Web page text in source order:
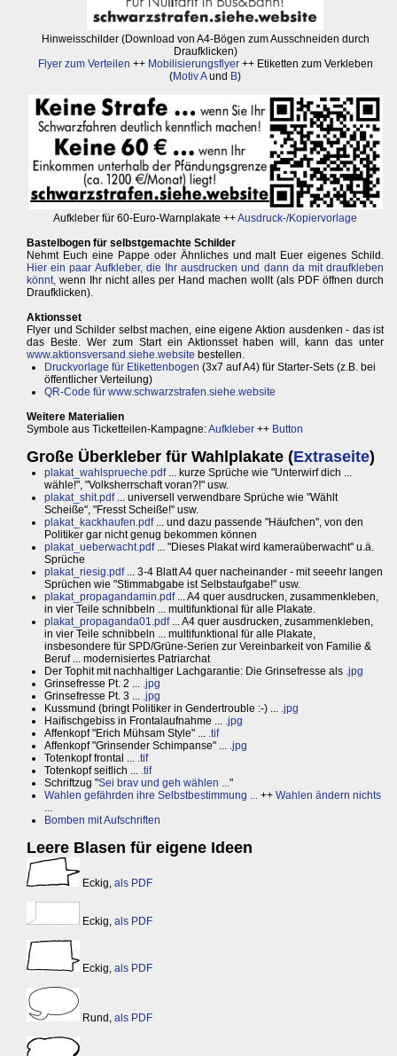
Hinweisschilder (Download von A4-Bögen zum Ausschneiden durch
Draufklicken)
Flyer zum Verteilen ++ Mobilisierungsflyer++ Etiketten zum Verkleben
(Motiv Aund B)
Aufkleber für 60-Euro-Warnplakate ++Ausdruck-/Kopiervorlage
Bastelbogen für selbstgemachte Schilder
Nehmt Euch eine Pappe oder Ähnliches und malt Euer eigenes Schild.
Hier ein paar Aufkleber, die Ihr ausdrucken und dann da mit draufkleben
könnt, wenn Ihr nicht alles per Hand machen wollt (als PDF öffnen durch
Draufklicken).
Aktionsset
Flyer und Schilder selbst machen, eine eigene Aktion ausdenken - das ist
das Beste. Wer zum Start ein Aktionsset haben will, kann das unter
www.aktionsversand.siehe.website bestellen.
Druckvorlage für Etikettenbogen (3x7 auf A4) für Starter-Sets (z.B. bei
öffentlicher Verteilung)
QR-Code für www.schwarzstrafen.siehe.website
Weitere Materialien
Symbole aus Ticketteilen-Kampagne:Aufkleber ++ Button
Große Überkleber für Wahlplakate (Extraseite)
plakat_wahlsprueche.pdf... kurze Sprüche wie "Unterwirf dich ...
wähle!", "Volksherrschaft voran?!" usw.
plakat_shit.pdf... universell verwendbare Sprüche wie "Wählt
Scheiße", "Fresst Scheiße!" usw.
plakat_kackhaufen.pdf... und dazu passende "Häufchen", von den
Politiker gar nicht genug bekommen können
plakat_ueberwacht.pdf... "Dieses Plakat wird kameraüberwacht" u.ä.
Sprüche
plakat_riesig.pdf... 3-4 Blatt A4 quer nacheinander - mit seeehr langen
Sprüchen wie "Stimmabgabe ist Selbstaufgabe!" usw.
plakat_propagandamin.pdf... A4 quer ausdrucken, zusammenkleben,
in vier Teile schnibbeln ... multifunktional für alle Plakate.
plakat_propaganda01.pdf... A4 quer ausdrucken, zusammenkleben,
in vier Teile schnibbeln ... multifunktional für alle Plakate,
insbesondere für SPD/Grüne-Serien zur Vereinbarkeit von Familie &
Beruf ... modernisiertes Patriarchat
Der Tophit mit nachhaltiger Lachgarantie: Die Grinsefresse als .jpg
Grinsefresse Pt. 2 ... .jpg
Grinsefresse Pt. 3 ... .jpg
Kussmund (bringt Politiker in Gendertrouble :-) ... .jpg
Haifischgebiss in Frontalaufnahme ... .jpg
Affenkopf "Erich Mühsam Style" ... .tif
Affenkopf "Grinsender Schimpanse" ... .jpg
Totenkopf frontal ... .tif
Totenkopf seitlich ... .tif
Schriftzug "Sei brav und geh wählen ..."
Wahlen gefährden ihre Selbstbestimmung ... ++ Wahlen ändern nichts
...
Bomben mit Aufschriften
Leere Blasen für eigene Ideen
Eckig, als PDF
Eckig, als PDF
Eckig, als PDF
Rund, als PDF